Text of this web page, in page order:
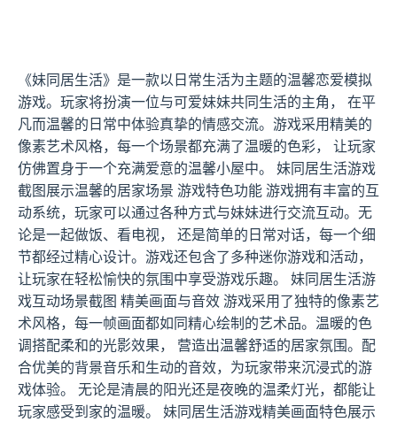
《妹同居生活》是一款以日常生活为主题的温馨恋爱模拟
游戏。玩家将扮演一位与可爱妹妹共同生活的主角， 在平
凡而温馨的日常中体验真挚的情感交流。游戏采用精美的
像素艺术风格，每一个场景都充满了温暖的色彩， 让玩家
仿佛置身于一个充满爱意的温馨小屋中。 妹同居生活游戏
截图展示温馨的居家场景 游戏特色功能 游戏拥有丰富的互
动系统，玩家可以通过各种方式与妹妹进行交流互动。无
论是一起做饭、看电视， 还是简单的日常对话，每一个细
节都经过精心设计。游戏还包含了多种迷你游戏和活动，
让玩家在轻松愉快的氛围中享受游戏乐趣。 妹同居生活游
戏互动场景截图 精美画面与音效 游戏采用了独特的像素艺
术风格，每一帧画面都如同精心绘制的艺术品。温暖的色
调搭配柔和的光影效果， 营造出温馨舒适的居家氛围。配
合优美的背景音乐和生动的音效，为玩家带来沉浸式的游
戏体验。 无论是清晨的阳光还是夜晚的温柔灯光，都能让
玩家感受到家的温暖。 妹同居生活游戏精美画面特色展示